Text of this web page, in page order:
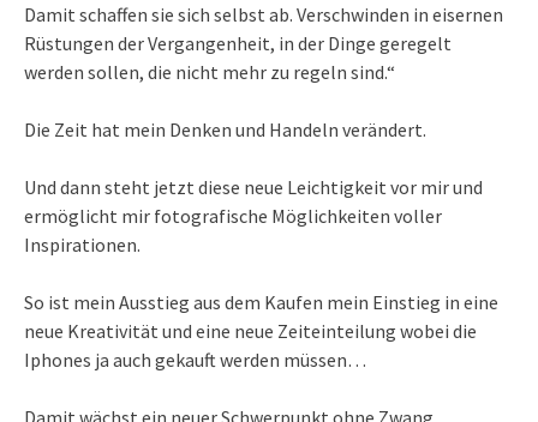
Damit schaffen sie sich selbst ab. Verschwinden in eisernen
Rüstungen der Vergangenheit, in der Dinge geregelt
werden sollen, die nicht mehr zu regeln sind.“
Die Zeit hat mein Denken und Handeln verändert.
Und dann steht jetzt diese neue Leichtigkeit vor mir und
ermöglicht mir fotografische Möglichkeiten voller
Inspirationen.
So ist mein Ausstieg aus dem Kaufen mein Einstieg in eine
neue Kreativität und eine neue Zeiteinteilung wobei die
Iphones ja auch gekauft werden müssen…
Damit wächst ein neuer Schwerpunkt ohne Zwang.